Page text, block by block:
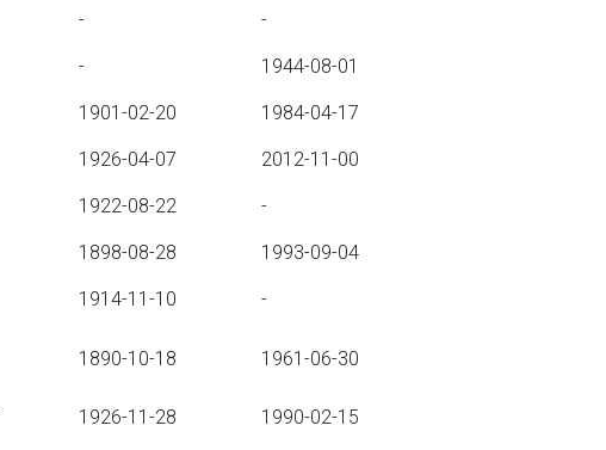
- -
- 1944-08-01
1901-02-20 1984-04-17
1926-04-07 2012-11-00
1922-08-22 -
1898-08-28 1993-09-04
1914-11-10
-
1890-10-18 1961-06-30
1926-11-28
1990-02-15